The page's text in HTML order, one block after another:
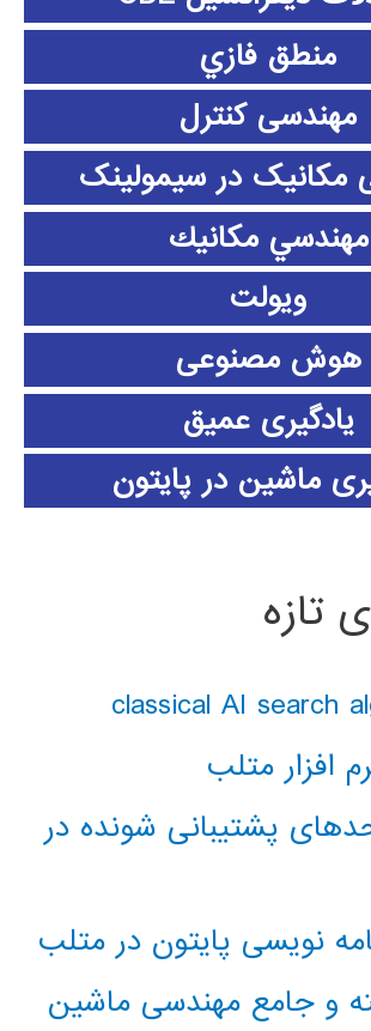
منطق فازي
مهندسی کنترل
مکانیک در سیمولینک
مهندسي مكانيك
ویولت
هوش مصنوعی
یادگیری عمیق
ماشین در پایتون
تازه
افزار متلب
پشتیبانی شونده در
نویسی پایتون در متلب
و جامع مهندسی ماشین